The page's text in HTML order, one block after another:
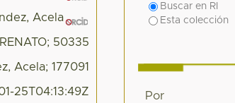
Acela
50335
Acela; 177091
25T04:13:49Z
Buscar en RI
Esta colección
Por